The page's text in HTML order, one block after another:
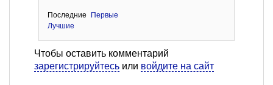
Последние
Первые
Лучшие
Чтобы оставить комментарий
зарегистрируйтесь или войдите на сайт